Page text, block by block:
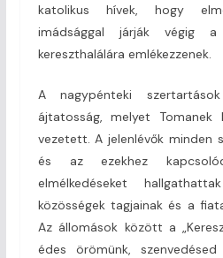
katolikus hívek, hogy
imádsággal járják végig
kereszthalálára emlékezzenek.
A nagypénteki
ájtatosság, melyet Tomanek
vezetett. A jelenlévők minden
és az ezekhez
elmélkedéseket
közösségek tagjainak és a
Az állomások között a
édes örömünk,